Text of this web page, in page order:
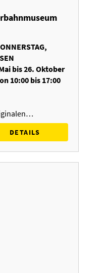
bis 26. Oktober
10:00 bis 17:00
DETAILS